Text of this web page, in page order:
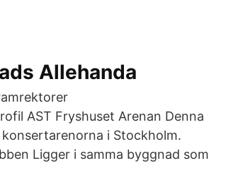
Allehanda
AST Fryshuset Arenan Denna
i Stockholm.
Ligger i samma byggnad som